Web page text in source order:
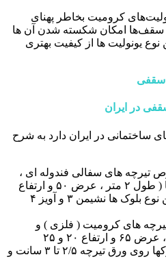
کرومیت بخاطر پهنای
سقف‌ها امکان شکسته شدن آن ها
نوع یونولیت ها از کیفیت بهتری
سقفی
در ایران
ساختمانی در ایران دارد به شرح
تیرچه های سفالی فندوله ای ،
پاشنه بتنی و پیش تنیده با ( طول ۲ متر ، عرض ۵۰ و ارتفاع
۲۰ و ۲۵ سانتیمتر ) در این نوع بلوک ها نشیمن ۳ و آویز ۴
های کرومیت ( فلزی ) و
نیازیت ( طول ۲ و ۱ متر ، عرض ۶۵ و ارتفاع ۲۰ و ۲۵
سانتیمتر ) نشیمن این بلوکها روی ورق تیرچه ۲/۵ تا ۳ سانت و